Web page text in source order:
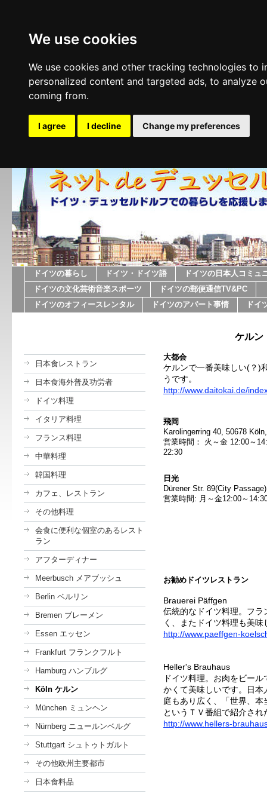
We use cookies
We use cookies and other tracking technologies
personalized content and targeted ads, to analyze
coming from.
I agree I decline Change my preferences
ドイツの暮らし ドイツ・ドイツ語
ドイツの日本人コミュ
ドイツの文化芸術音楽スポーツ
ドイツの郵便通信TV&PC
ドイツのオフィースレンタル
ドイツのアパート事情 ドイ
日本食レストラン
日本食海外普及功労者
ドイツ料理
イタリア料理
フランス料理
中華料理
韓国料理
カフェ、レストラン
その他料理
会食に便利な個室のあるレスト
ラン
アフターディナー
Meerbusch メアブッシュ
Berlin ベルリン
Bremen ブレーメン
Essen エッセン
Frankfurt フランクフルト
Hamburg ハンブルグ
Köln ケルン
München ミュンヘン
Nürnberg ニュールンベルグ
Stuttgart シュトゥトガルト
その他欧州主要都市
日本食料品
ケル
大都会
ケルンで一番美味しい(？)
うです。
http://www.daitokai.de/
飛岡
Karolingerring 40, 50678 Köln
営業時間： 火～金 12:00～
22:30
日光
Dürener Str. 89(City
営業時間: 月～金12:00～
お勧めドイツレストラン
Brauerei Päffgen
伝統的なドイツ料理。フ
く、またドイツ料理も美味
http://www.paeffgen-
Heller's Brauhaus
ドイツ料理。お肉をビー
かくて美味しいです。日
庭もあり広く、「世界、
というＴＶ番組で紹介され
http://www.hellers-